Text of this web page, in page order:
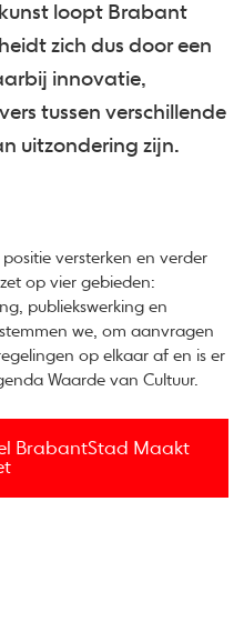
loopt Brabant
zich dus door een
innovatie,
tussen verschillende
uitzondering zijn.
versterken en verder
op vier gebieden:
publiekswerking en
we, om aanvragen
op elkaar af en is er
Waarde van Cultuur.
BrabantStad Maakt